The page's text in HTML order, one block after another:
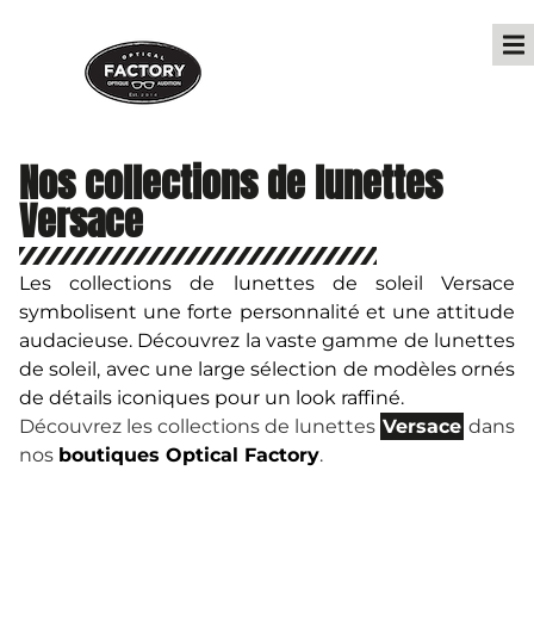
Nos collections de lunettes
Versace
Les collections de lunettes de soleil Versace
symbolisent une forte personnalité et une attitude
audacieuse. Découvrez la vaste gamme de lunettes
de soleil, avec une large sélection de modèles ornés
de détails iconiques pour un look raffiné.
Découvrez les collections de lunettes Versace dans
nos boutiques Optical Factory.